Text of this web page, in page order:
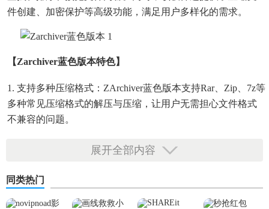
件创建、加密保护等高级功能，满足用户多样化的需求。
【zarchiver蓝色版本特色】
1. 支持多种压缩格式：ZArchiver蓝色版本支持rar、zip、7z等
多种常见压缩格式的解压与压缩，让用户无需担心文件格式
不兼容的问题。
2. 文件管理功能强大：软件内置了强大的文件管理功能，用
夹、删除/复制/移动/重命名文件，并使用属性功能。
3. 文件预览便捷：ZArchiver蓝色版本支持压缩文件预览，用
展开全部内容
同类热门